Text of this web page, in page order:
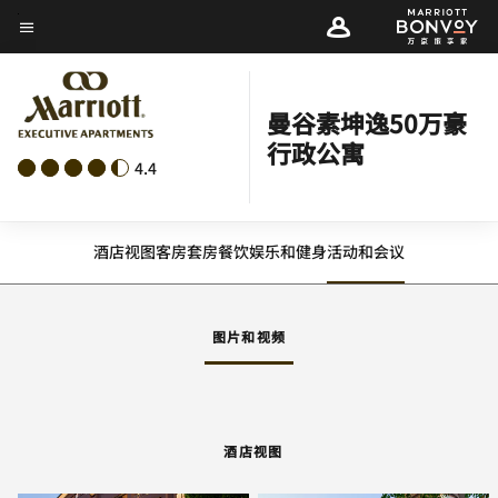
Skip
to
content
菜单文本
4.4
曼谷素坤逸50万豪
行政公寓
酒店视图客房套房餐饮娱乐和健身活动和会议
图片和视频
酒店视图